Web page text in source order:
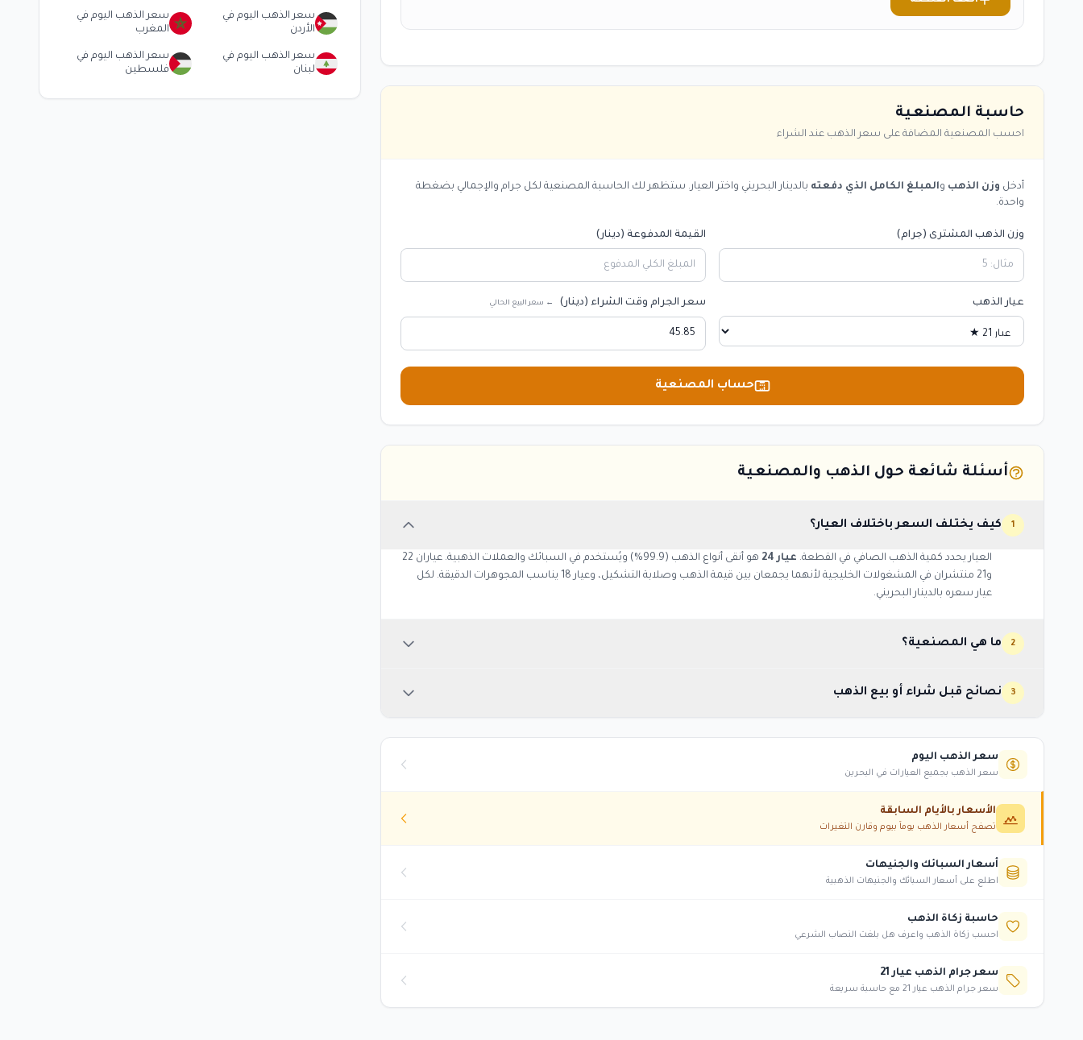
حاسبة المصنعية
احسب المصنعية المضافة على سعر الذهب عند الشراء
أدخل وزن الذهب والمبلغ الكامل الذي دفعته بالدينار البحريني واختر العيار. ستظهر لك الحاسبة المصنعية لكل جرام والإجمالي بضغطة
واحدة.
وزن الذهب المشترى (جرام) القيمة المدفوعة (دينار)
عيار الذهب سعر الجرام وقت الشراء (دينار) ← سعر البيع الحالي
حساب المصنعية
أسئلة شائعة حول الذهب والمصنعية
1 كيف يختلف السعر باختلاف العيار؟
العيار يحدد كمية الذهب الصافي في القطعة. عيار 24
هو أنقى أنواع الذهب (99.9%) ويُستخدم في السبائك والعملات الذهبية. عياران 22
و21 منتشران في المشغولات الخليجية لأنهما يجمعان بين قيمة الذهب وصلابة التشكيل، وعيار 18 يناسب المجوهرات الدقيقة. لكل
عيار سعره بالدينار البحريني.
2 ما هي المصنعية؟
3 نصائح قبل شراء أو بيع الذهب
سعر الذهب اليوم
سعر الذهب بجميع العيارات في البحرين
الأسعار بالأيام السابقة
تصفح أسعار الذهب يوماً بيوم وقارن التغيرات
أسعار السبائك والجنيهات
اطلع على أسعار السبائك والجنيهات الذهبية
حاسبة زكاة الذهب
احسب زكاة الذهب واعرف هل بلغت النصاب الشرعي
سعر جرام الذهب عيار 21
سعر جرام الذهب عيار 21 مع حاسبة سريعة
سعر الذهب اليوم في
الأردن
سعر الذهب اليوم في
المغرب
سعر الذهب اليوم في
لبنان
سعر الذهب اليوم في
فلسطين